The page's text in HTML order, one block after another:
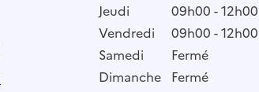
Jeudi
09h00 -
Vendredi
09h00 -
Samedi
Fermé
Dimanche Fermé